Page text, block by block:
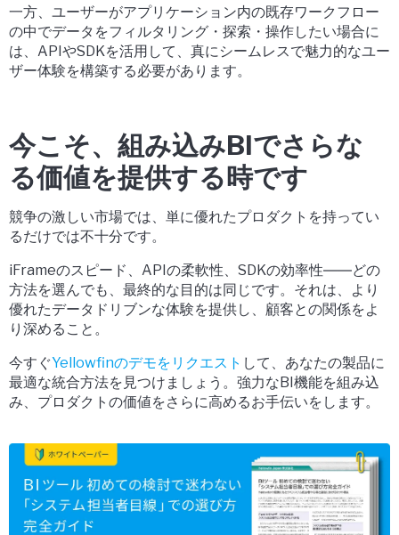
一方、ユーザーがアプリケーション内の既存ワークフロー
の中でデータをフィルタリング・探索・操作したい場合に
は、 APIやSDKを活用して、真にシームレスで魅力的なユー
ザー体験を構築する必要があります。
今こそ、組み込みBIでさらな
る価値を提供する時です
競争の激しい市場では、単に優れたプロダクトを持ってい
るだけでは不十分です。
iFrameのスピード、APIの柔軟性、SDKの効率性――どの
方法を選んでも、最終的な目的は同じです。 それは、
より
優れたデータドリブンな体験を提供し、顧客との関係をよ
り深めること 。
今すぐYellowfinのデモをリクエスト して、あなたの製品に
最適な統合方法を見つけましょう。強力なBI機能を組み込
み、プロダクトの価値をさらに高めるお手伝いをします。